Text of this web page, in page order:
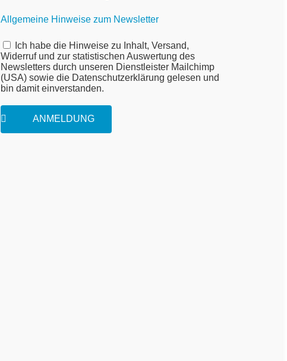
Allgemeine Hinweise zum Newsletter
Ich habe die Hinweise zu Inhalt, Versand,
Widerruf und zur statistischen Auswertung des
Newsletters durch unseren Dienstleister Mailchimp
(USA) sowie die Datenschutzerklärung gelesen und
bin damit einverstanden.
ANMELDUNG